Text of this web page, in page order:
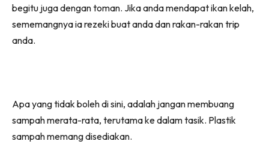
begitu juga dengan toman. Jika anda mendapat ikan kelah,
sememangnya ia rezeki buat anda dan rakan-rakan trip
anda.
Apa yang tidak boleh di sini, adalah jangan membuang
sampah merata-rata, terutama ke dalam tasik. Plastik
sampah memang disediakan.